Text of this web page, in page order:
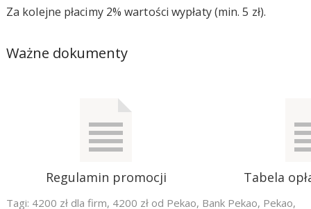
Za kolejne płacimy 2% wartości wypłaty (min. 5 zł).
Ważne dokumenty
Regulamin promocji Tabela
Tagi: 4200 zł dla firm, 4200 zł od Pekao, Bank Pekao, Pekao,